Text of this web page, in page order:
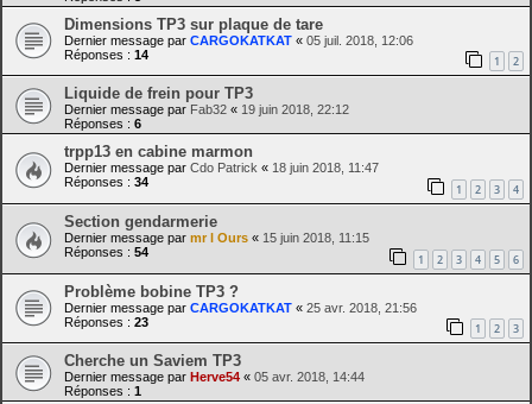
Dimensions TP3 sur plaque de tare
Dernier message par CARGOKATKAT « 05 juil. 2018, 12:06
Réponses : 14 1 2
Liquide de frein pour TP3
Dernier message par Fab32 « 19 juin 2018, 22:12
Réponses : 6
trpp13 en cabine marmon
Dernier message par Cdo Patrick « 18 juin 2018, 11:47
Réponses : 34 1 2 3 4
Section gendarmerie
Dernier message par mr l Ours « 15 juin 2018, 11:15
Réponses : 54 1 2 3 4 5 6
Problème bobine TP3 ?
Dernier message par CARGOKATKAT « 25 avr. 2018, 21:56
Réponses : 23 1 2 3
Cherche un Saviem TP3
Dernier message par Herve54 « 05 avr. 2018, 14:44
Réponses : 1